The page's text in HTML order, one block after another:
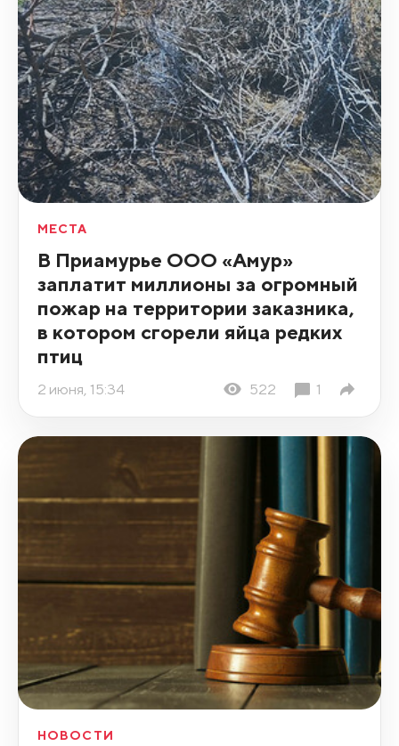
МЕСТА
В Приамурье ООО «Амур»
заплатит миллионы за огромный
пожар на территории заказника,
в котором сгорели яйца редких
птиц
2 июня, 15:34 522 1
НОВОСТИ